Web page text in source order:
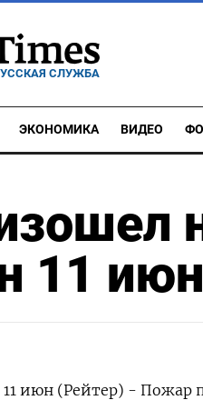
СЛУЖБА
ЭКОНОМИКА ВИДЕО
11
июн (Рейтер) - Пожар